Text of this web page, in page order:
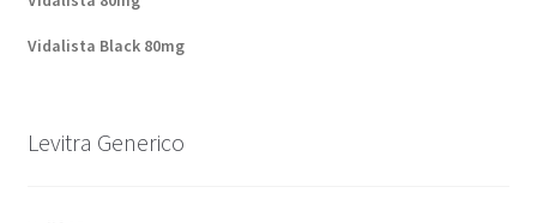
Vidalista Black 80mg
Levitra Generico